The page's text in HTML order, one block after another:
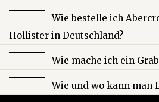
Wie bestelle ich
Hollister in Deutschland?
Wie mache ich ein
Wie und wo kann man